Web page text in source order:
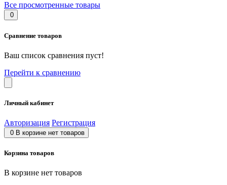
Все просмотренные товары
0
Сравнение товаров
Ваш список сравнения пуст!
Перейти к сравнению
Личный кабинет
Авторизация Регистрация
0 В корзине нет товаров
Корзина товаров
В корзине нет товаров